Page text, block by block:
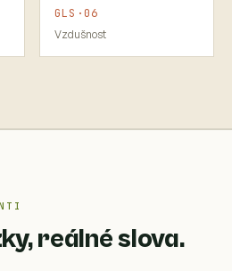
GLS·06
Vzdušnost
reálné slova.